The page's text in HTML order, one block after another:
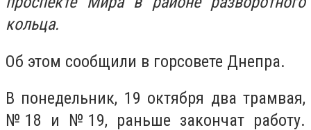
кольца.
Об этом сообщили в горсовете Днепра.
В понедельник, 19 октября два трамвая,
№18 и №19, раньше закончат работу.